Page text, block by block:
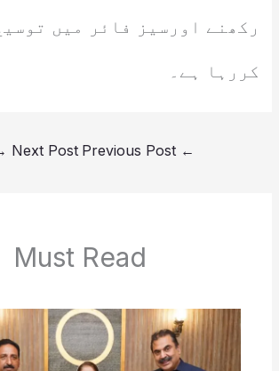
رکھنے اورسیز فائر میں
کررہا ہے۔
←
Next Post
Must Read